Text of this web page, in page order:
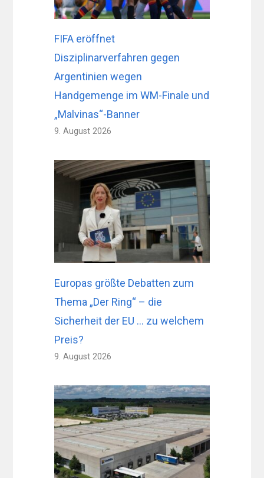
FIFA eröffnet
Disziplinarverfahren gegen
Argentinien wegen
Handgemenge im WM-Finale und
„Malvinas“-Banner
9. August 2026
Europas größte Debatten zum
Thema „Der Ring“ – die
Sicherheit der EU … zu welchem ​​
Preis?
9. August 2026